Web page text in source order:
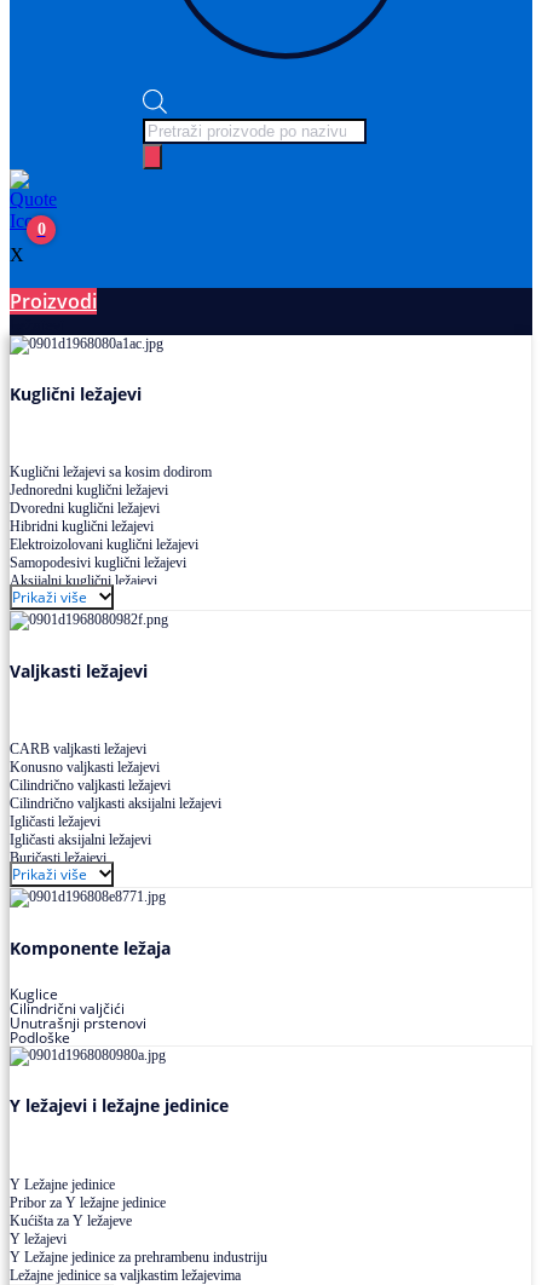
Products
search
0
X
Proizvodi
Kuglični ležajevi
Kuglični ležajevi sa kosim dodirom
Jednoredni kuglični ležajevi
Dvoredni kuglični ležajevi
Hibridni kuglični ležajevi
Elektroizolovani kuglični ležajevi
Samopodesivi kuglični ležajevi
Aksijalni kuglični ležajevi
Kuglični ležajevi od nerđajućeg čelika
Prikaži više
Valjkasti ležajevi
CARB valjkasti ležajevi
Konusno valjkasti ležajevi
Cilindrično valjkasti ležajevi
Cilindrično valjkasti aksijalni ležajevi
Igličasti ležajevi
Igličasti aksijalni ležajevi
Buričasti ležajevi
Buričasti zaptiveni ležajevi
Buričasti aksijalni ležajevi
Prikaži više
Komponente ležaja
Kuglice
Cilindrični valjčići
Unutrašnji prstenovi
Podloške
Y ležajevi i ležajne jedinice
Y Ležajne jedinice
Pribor za Y ležajne jedinice
Kućišta za Y ležajeve
Y ležajevi
Y Ležajne jedinice za prehrambenu industriju
Ležajne jedinice sa valjkastim ležajevima